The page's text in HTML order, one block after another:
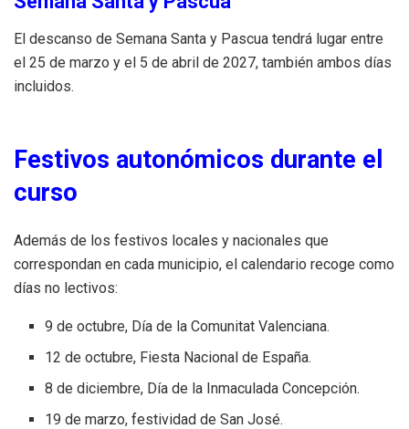
El descanso de Semana Santa y Pascua tendrá lugar entre
el 25 de marzo y el 5 de abril de 2027, también ambos días
incluidos.
Festivos autonómicos durante el
curso
Además de los festivos locales y nacionales que
correspondan en cada municipio, el calendario recoge como
días no lectivos:
9 de octubre, Día de la Comunitat Valenciana.
12 de octubre, Fiesta Nacional de España.
8 de diciembre, Día de la Inmaculada Concepción.
19 de marzo, festividad de San José.